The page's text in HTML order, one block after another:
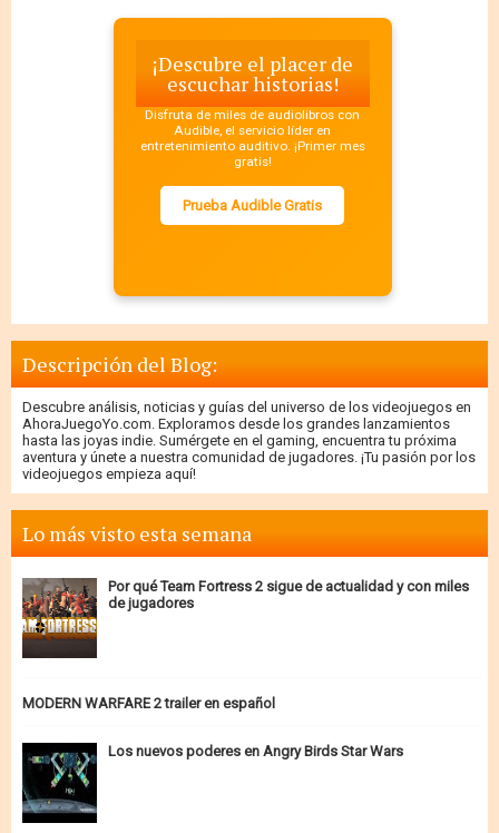
¡Descubre el placer de
escuchar historias!
Disfruta de miles de audiolibros con
Audible, el servicio líder en
entretenimiento auditivo. ¡Primer mes
gratis!
Prueba Audible Gratis
Descripción del Blog:
Descubre análisis, noticias y guías del universo de los videojuegos en
AhoraJuegoYo.com. Exploramos desde los grandes lanzamientos
hasta las joyas indie. Sumérgete en el gaming, encuentra tu próxima
aventura y únete a nuestra comunidad de jugadores. ¡Tu pasión por los
videojuegos empieza aquí!
Lo más visto esta semana
Por qué Team Fortress 2 sigue de actualidad y con miles
de jugadores
MODERN WARFARE 2 trailer en español
Los nuevos poderes en Angry Birds Star Wars